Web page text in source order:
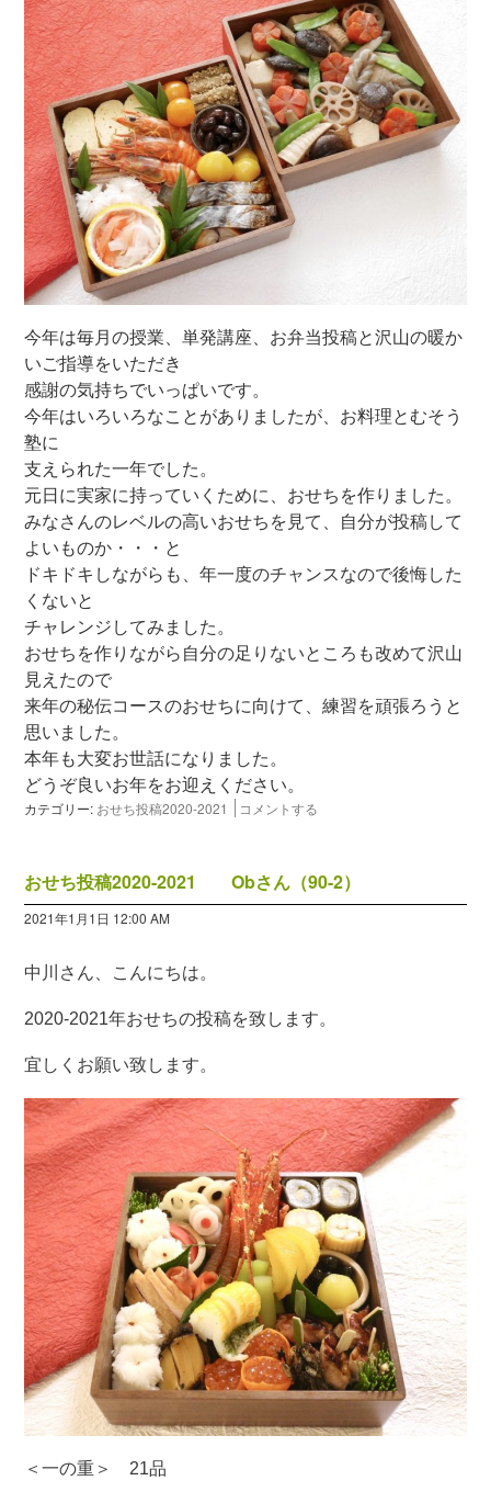
今年は毎月の授業、単発講座、お弁当投稿と沢山の暖か
いご指導をいただき
感謝の気持ちでいっぱいです。
今年はいろいろなことがありましたが、お料理とむそう
塾に
支えられた一年でした。
元日に実家に持っていくために、おせちを作りました。
みなさんのレベルの高いおせちを見て、自分が投稿して
よいものか・・・と
ドキドキしながらも、年一度のチャンスなので後悔した
くないと
チャレンジしてみました。
おせちを作りながら自分の足りないところも改めて沢山
見えたので
来年の秘伝コースのおせちに向けて、練習を頑張ろうと
思いました。
本年も大変お世話になりました。
どうぞ良いお年をお迎えください。
カテゴリー: おせち投稿2020-2021 コメントする
おせち投稿2020-2021 Obさん（90-2）
2021年1月1日 12:00 AM
中川さん、こんにちは。
2020-2021年おせちの投稿を致します。
宜しくお願い致します。
＜一の重＞ 21品